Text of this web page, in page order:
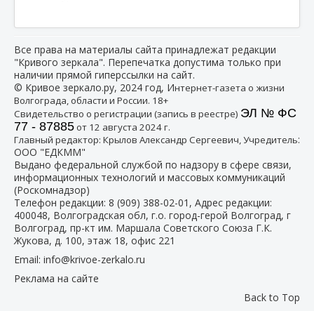
Все права на материалы сайта принадлежат редакции
"Кривого зеркала". Перепечатка допустима только при
наличии прямой гиперссылки на сайт.
© Кривое зеркало.ру, 2024 год, Интернет-газета о жизни
Волгограда, области и России. 18+
Свидетельство о регистрации (запись в реестре) ЭЛ № ФС
77 - 87885от 12 августа 2024 г.
Главный редактор: Крылов Александр Сергеевич, Учредитель:
ООО "ЕДКММ"
Выдано федеральной службой по надзору в сфере связи,
информационных технологий и массовых коммуникаций
(Роскомнадзор)
Телефон редакции: 8 (909) 388-02-01 , Адрес редакции:
400048, Волгоградская обл, г.о. город-герой Волгоград, г
Волгоград, пр-кт им. Маршала Советского Союза Г.К.
Жукова, д. 100, этаж 18, офис 221
Email: info@krivoe-zerkalo.ru
Реклама на сайте
Back to Top